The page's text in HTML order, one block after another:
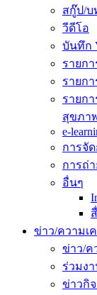
สกู๊ป/บ
วีดีโอ
บันทึก
รายก
รายกา
รายก
สุขภา
e-
การจั
การถ่
อื่นๆ
ข่าว/ความเ
ข่าว/ค
ร่วมง
ข่าวกิ